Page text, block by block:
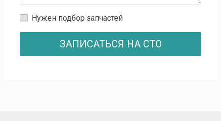
Нужен подбор запчастей
ЗАПИСАТЬСЯ НА СТО